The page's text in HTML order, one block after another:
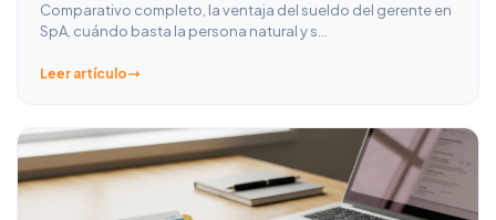
Comparativo completo, la ventaja del sueldo del gerente en
SpA, cuándo basta la persona natural y s…
Leer artículo